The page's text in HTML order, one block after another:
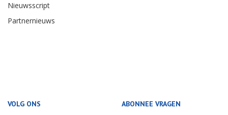
Nieuwsscript
Partnernieuws
VOLG ONS ABONNEE VRAGEN